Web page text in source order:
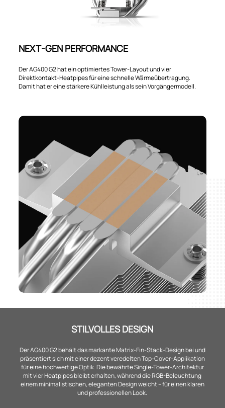
NEXT-GEN PERFORMANCE
Der AG400 G2 hat ein optimiertes Tower-Layout und vier
Direktkontakt-Heatpipes für eine schnelle Wärmeübertragung.
Damit hat er eine stärkere Kühlleistung als sein Vorgängermodell.
STILVOLLES DESIGN
Der AG400 G2 behält das markante Matrix-Fin-Stack-Design bei und
präsentiert sich mit einer dezent veredelten Top-Cover-Applikation
für eine hochwertige Optik. Die bewährte Single-Tower-Architektur
mit vier Heatpipes bleibt erhalten, während die RGB-Beleuchtung
einem minimalistischen, eleganten Design weicht – für einen klaren
und professionellen Look.